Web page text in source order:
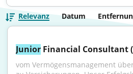
Relevanz Datum
Junior Financial Consultant
vom Vermögensmanagement